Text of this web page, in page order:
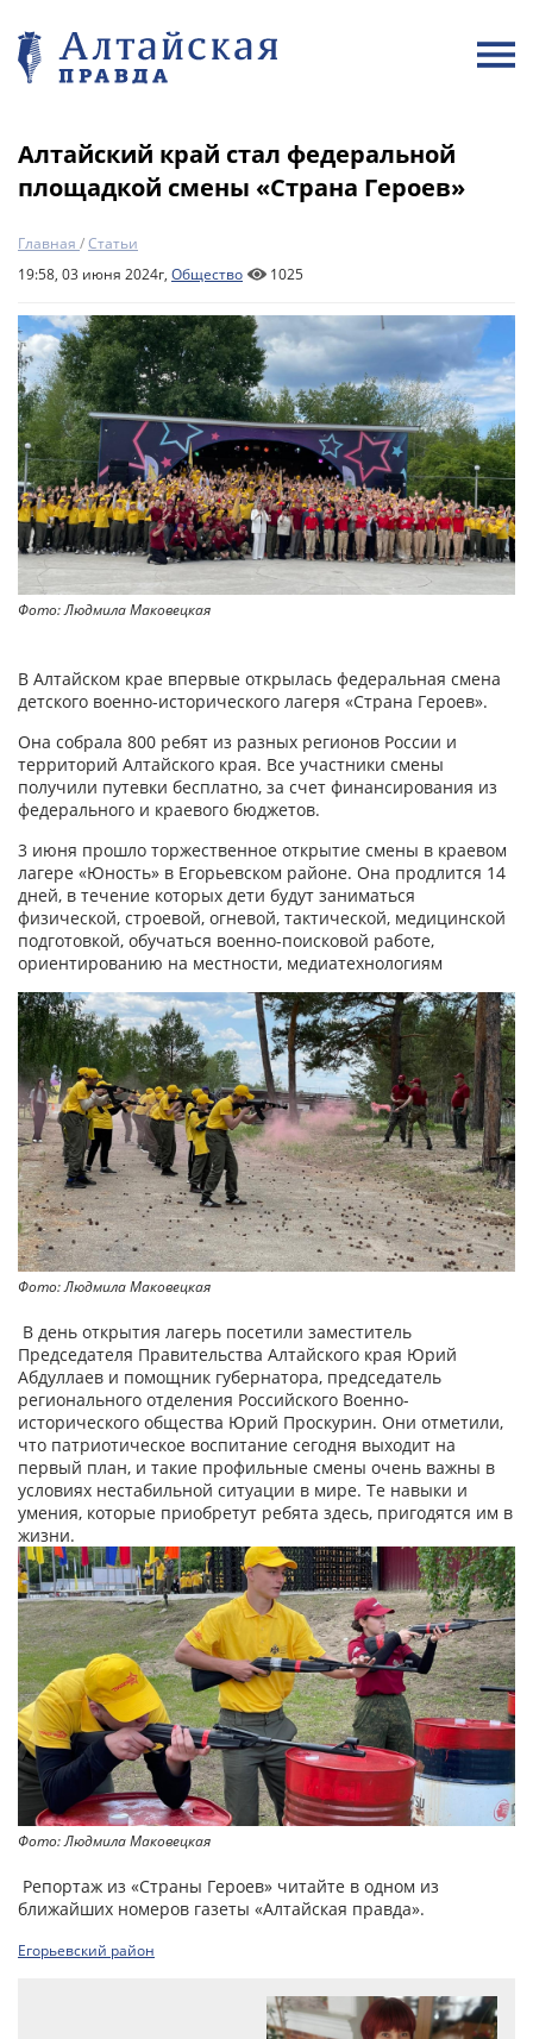
Алтайский край стал федеральной
площадкой смены «Страна Героев»
Главная /Статьи
19:58, 03 июня 2024г, Общество 1025
Фото: Людмила Маковецкая
В Алтайском крае впервые открылась федеральная смена
детского военно-исторического лагеря «Страна Героев».
Она собрала 800 ребят из разных регионов России и
территорий Алтайского края. Все участники смены
получили путевки бесплатно, за счет финансирования из
федерального и краевого бюджетов.
3 июня прошло торжественное открытие смены в краевом
лагере «Юность» в Егорьевском районе. Она продлится 14
дней, в течение которых дети будут заниматься
физической, строевой, огневой, тактической, медицинской
подготовкой, обучаться военно-поисковой работе,
ориентированию на местности, медиатехнологиям
Фото: Людмила Маковецкая
В день открытия лагерь посетили заместитель
Председателя Правительства Алтайского края Юрий
Абдуллаев и помощник губернатора, председатель
регионального отделения Российского Военно-
исторического общества Юрий Проскурин. Они отметили,
что патриотическое воспитание сегодня выходит на
первый план, и такие профильные смены очень важны в
условиях нестабильной ситуации в мире. Те навыки и
умения, которые приобретут ребята здесь, пригодятся им в
жизни.
Фото: Людмила Маковецкая
Репортаж из «Страны Героев» читайте в одном из
ближайших номеров газеты «Алтайская правда».
Егорьевский район